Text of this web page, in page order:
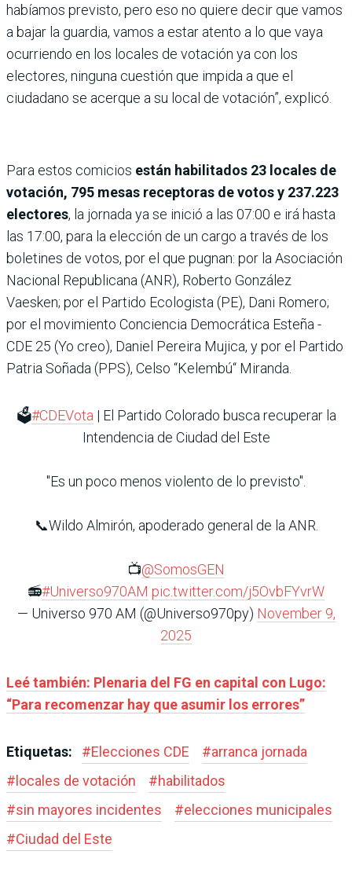
habíamos previsto, pero eso no quiere decir que vamos
a bajar la guardia, vamos a estar atento a lo que vaya
ocurriendo en los locales de votación ya con los
electores, ninguna cuestión que impida a que el
ciudadano se acerque a su local de votación”, explicó.
Para estos comicios están habilitados 23 locales de
votación, 795 mesas receptoras de votos y 237.223
electores, la jornada ya se inició a las 07:00 e irá hasta
las 17:00, para la elección de un cargo a través de los
boletines de votos, por el que pugnan: por la Asociación
Nacional Republicana (ANR), Roberto González
Vaesken; por el Partido Ecologista (PE), Dani Romero;
por el movimiento Conciencia Democrática Esteña -
CDE 25 (Yo creo), Daniel Pereira Mujica, y por el Partido
Patria Soñada (PPS), Celso “Kelembú“ Miranda.
🗳️#CDEVota | El Partido Colorado busca recuperar la
Intendencia de Ciudad del Este
"Es un poco menos violento de lo previsto".
📞Wildo Almirón, apoderado general de la ANR.
📺@SomosGEN
📻#Universo970AM pic.twitter.com/j5OvbFYvrW
— Universo 970 AM (@Universo970py) November 9,
2025
Leé también: Plenaria del FG en capital con Lugo:
“Para recomenzar hay que asumir los errores”
Etiquetas: #Elecciones CDE #arranca jornada
#locales de votación #habilitados
#sin mayores incidentes #elecciones municipales
#Ciudad del Este